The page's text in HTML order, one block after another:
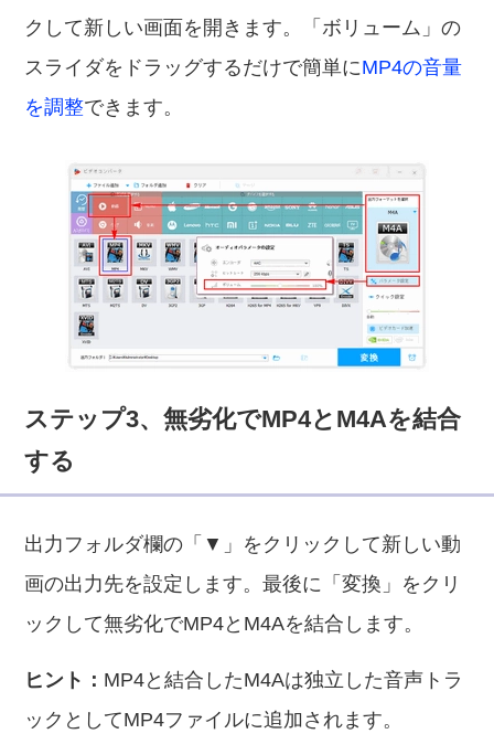
クして新しい画面を開きます。「ボリューム」の
スライダをドラッグするだけで簡単にMP4の音量
を調整できます。
ステップ3、無劣化でMP4とM4Aを結合
する
出力フォルダ欄の「▼」をクリックして新しい動
画の出力先を設定します。最後に「変換」をクリ
ックして無劣化でMP4とM4Aを結合します。
ヒント： MP4と結合したM4Aは独立した音声トラ
ックとしてMP4ファイルに追加されます。